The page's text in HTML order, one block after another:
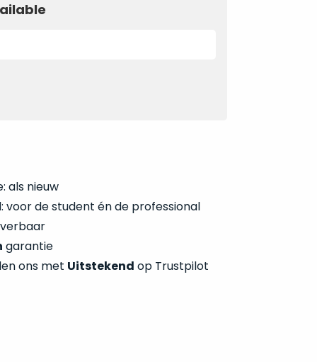
als nieuw
voor de student én de professional
garantie
ons met Uitstekend op Trustpilot